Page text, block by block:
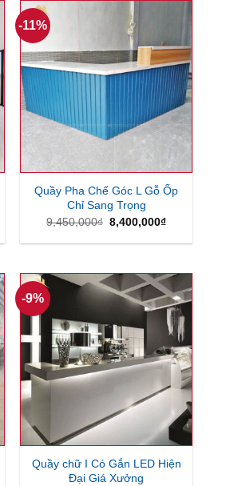
-11%
Quầy Pha Chế Góc L Gỗ Ốp
Chỉ Sang Trọng
9,450,000₫ Giá
gốc
là:
8,400,000₫Giá
tại
-9%
Quầy chữ I Có Gắn LED Hiện
Đại Giá Xưởng